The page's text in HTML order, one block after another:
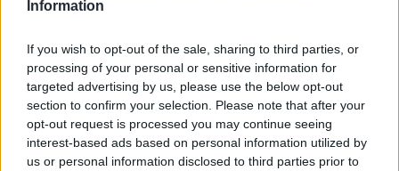
Information
If you wish to opt-out of the sale, sharing to third parties, or
processing of your personal or sensitive information for
targeted advertising by us, please use the below opt-out
section to confirm your selection. Please note that after your
opt-out request is processed you may continue seeing
interest-based ads based on personal information utilized by
us or personal information disclosed to third parties prior to
consejos para fotografiar eclipses solares
CIENCIA Y TECNOLOGÍA